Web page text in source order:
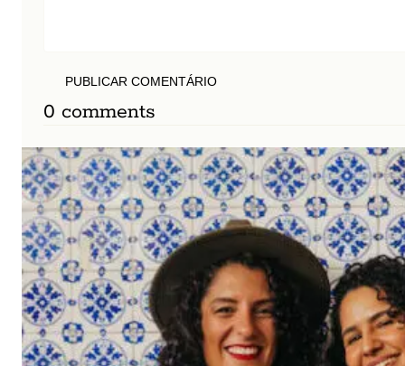
PUBLICAR COMENTÁRIO
0 comments